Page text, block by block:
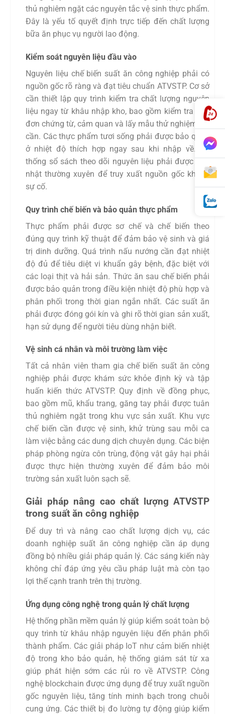
thủ nghiêm ngặt các nguyên tắc vệ sinh thực phẩm.
Đây là yếu tố quyết định trực tiếp đến chất lượng
bữa ăn phục vụ người lao động.
Kiểm soát nguyên liệu đầu vào
Nguyên liệu chế biến suất ăn công nghiệp phải có
nguồn gốc rõ ràng và đạt tiêu chuẩn ATVSTP. Cơ sở
cần thiết lập quy trình kiểm tra chất lượng nguyên
liệu ngay từ khâu nhập kho, bao gồm kiểm tra hóa
đơn chứng từ, cảm quan và lấy mẫu thử nghiệm khi
cần. Các thực phẩm tươi sống phải được bảo quản
ở nhiệt độ thích hợp ngay sau khi nhập về. Hệ
thống sổ sách theo dõi nguyên liệu phải được cập
nhật thường xuyên để truy xuất nguồn gốc khi có
sự cố.
Quy trình chế biến và bảo quản thực phẩm
Thực phẩm phải được sơ chế và chế biến theo
đúng quy trình kỹ thuật để đảm bảo vệ sinh và giá
trị dinh dưỡng. Quá trình nấu nướng cần đạt nhiệt
độ đủ để tiêu diệt vi khuẩn gây bệnh, đặc biệt với
các loại thịt và hải sản. Thức ăn sau chế biến phải
được bảo quản trong điều kiện nhiệt độ phù hợp và
phân phối trong thời gian ngắn nhất. Các suất ăn
phải được đóng gói kín và ghi rõ thời gian sản xuất,
hạn sử dụng để người tiêu dùng nhận biết.
Vệ sinh cá nhân và môi trường làm việc
Tất cả nhân viên tham gia chế biến suất ăn công
nghiệp phải được khám sức khỏe định kỳ và tập
huấn kiến thức ATVSTP. Quy định về đồng phục,
bao gồm mũ, khẩu trang, găng tay phải được tuân
thủ nghiêm ngặt trong khu vực sản xuất. Khu vực
chế biến cần được vệ sinh, khử trùng sau mỗi ca
làm việc bằng các dung dịch chuyên dụng. Các biện
pháp phòng ngừa côn trùng, động vật gây hại phải
được thực hiện thường xuyên để đảm bảo môi
trường sản xuất luôn sạch sẽ.
Giải pháp nâng cao chất lượng ATVSTP
trong suất ăn công nghiệp
Để duy trì và nâng cao chất lượng dịch vụ, các
doanh nghiệp suất ăn công nghiệp cần áp dụng
đồng bộ nhiều giải pháp quản lý. Các sáng kiến này
không chỉ đáp ứng yêu cầu pháp luật mà còn tạo
lợi thế cạnh tranh trên thị trường.
Ứng dụng công nghệ trong quản lý chất lượng
Hệ thống phần mềm quản lý giúp kiểm soát toàn bộ
quy trình từ khâu nhập nguyên liệu đến phân phối
thành phẩm. Các giải pháp IoT như cảm biến nhiệt
độ trong kho bảo quản, hệ thống giám sát từ xa
giúp phát hiện sớm các rủi ro về ATVSTP. Công
nghệ blockchain được ứng dụng để truy xuất nguồn
gốc nguyên liệu, tăng tính minh bạch trong chuỗi
cung ứng. Các thiết bị đo lường tự động giúp kiểm